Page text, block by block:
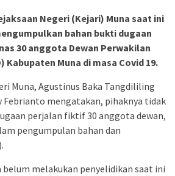
Negeri (Kejari) Muna saat ini
bahan bukti dugaan
30 anggota Dewan Perwakilan
Kabupaten Muna di masa Covid 19.
Muna, Agustinus Baka Tangdililing
Febrianto mengatakan, pihaknya tidak
perjalan fiktif 30 anggota dewan,
pengumpulan bahan dan
melakukan penyelidikan saat ini